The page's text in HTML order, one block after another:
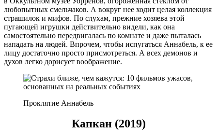
любопытных смельчаков. А вокруг нее ходит целая коллекция
страшилок и мифов. По слухам, прежние хозяева этой
пугающей игрушки действительно видели, как она
самостоятельно передвигалась по комнате и даже пыталась
нападать на людей. Впрочем, чтобы испугаться Аннабель, к ее
лицу достаточно просто присмотреться. А всех демонов и
духов легко дорисует воображение.
Проклятие Аннабель
Капкан (2019)